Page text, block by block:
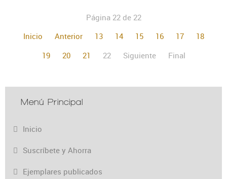
Página 22 de 22
Inicio
Anterior 13 14 15 16 17
18
19
20 21 22 Siguiente Final
Menú Principal
Inicio
Suscríbete y Ahorra
Ejemplares publicados